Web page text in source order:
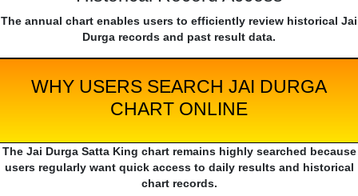
The annual chart enables users to efficiently review historical Jai
Durga records and past result data.
WHY USERS SEARCH JAI DURGA
CHART ONLINE
The Jai Durga Satta King chart remains highly searched because
users regularly want quick access to daily results and historical
chart records.